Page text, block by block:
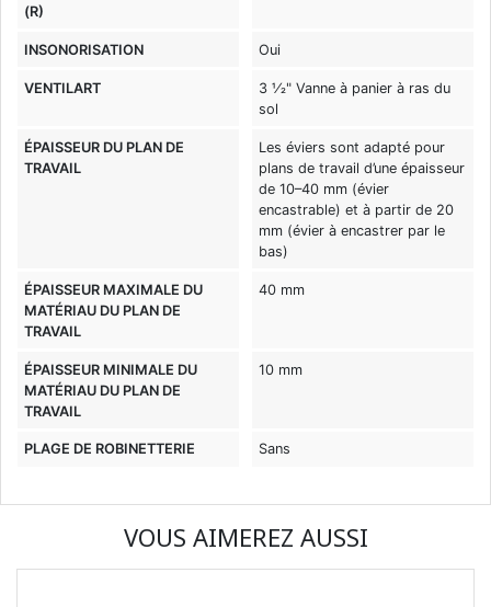
(R)
INSONORISATION Oui
VENTILART
3 1⁄2" Vanne à panier à ras du
sol
ÉPAISSEUR DU PLAN DE
TRAVAIL
Les éviers sont adapté pour
plans de travail d’une épaisseur
de 10–40 mm (évier
encastrable) et à partir de 20
mm (évier à encastrer par le
bas)
ÉPAISSEUR MAXIMALE DU
MATÉRIAU DU PLAN DE
TRAVAIL
40 mm
ÉPAISSEUR MINIMALE DU
MATÉRIAU DU PLAN DE
TRAVAIL
10 mm
PLAGE DE ROBINETTERIE Sans
VOUS AIMEREZ AUSSI